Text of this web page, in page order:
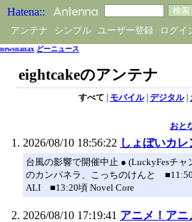
アンテナ シンプル ユーザー登録 ログイ
newsnanax どーニュース
eightcakeのアンテナ
すべて | モバイル| デジタル|
おと
2026/08/10 18:56:22 しょぼいカレ
台風の影響で開催中止 ● (LuckyFesチャ
のカンパネラ、こっちのけんと ■11:50
ALI ■13:20頃 Novel Core
2026/08/10 17:19:41 アニメ！アニ